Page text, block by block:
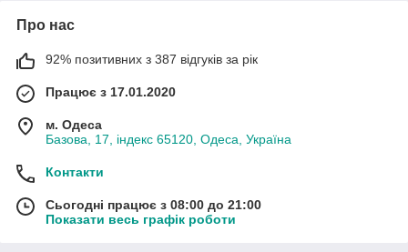
Про нас
92% позитивних з 387 відгуків за рік
Працює з 17.01.2020
м. Одеса
Базова, 17, індекс 65120, Одеса, Україна
Контакти
Сьогодні працює з 08:00 до 21:00
Показати весь графік роботи